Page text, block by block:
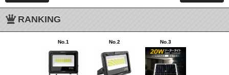
RANKING
No.1 No.2 No.3